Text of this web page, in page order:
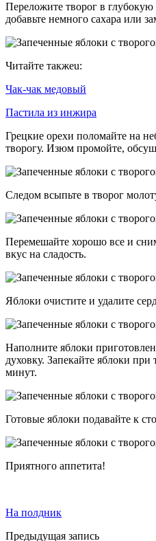
Переложите творог в
добавьте немного сахара или
Читайте такжеu:
Чак-чак медовый
Пастила из инжира
Грецкие орехи поломайте на
творогу. Изюм промойте,
Следом всыпьте в творог
Перемешайте хорошо все и
вкус на сладость.
Яблоки очистите и удалите
Наполните яблоки
духовку. Запекайте яблоки при
минут.
Готовые яблоки подавайте к
Приятного аппетита!
На полдник
Предыдущая запись